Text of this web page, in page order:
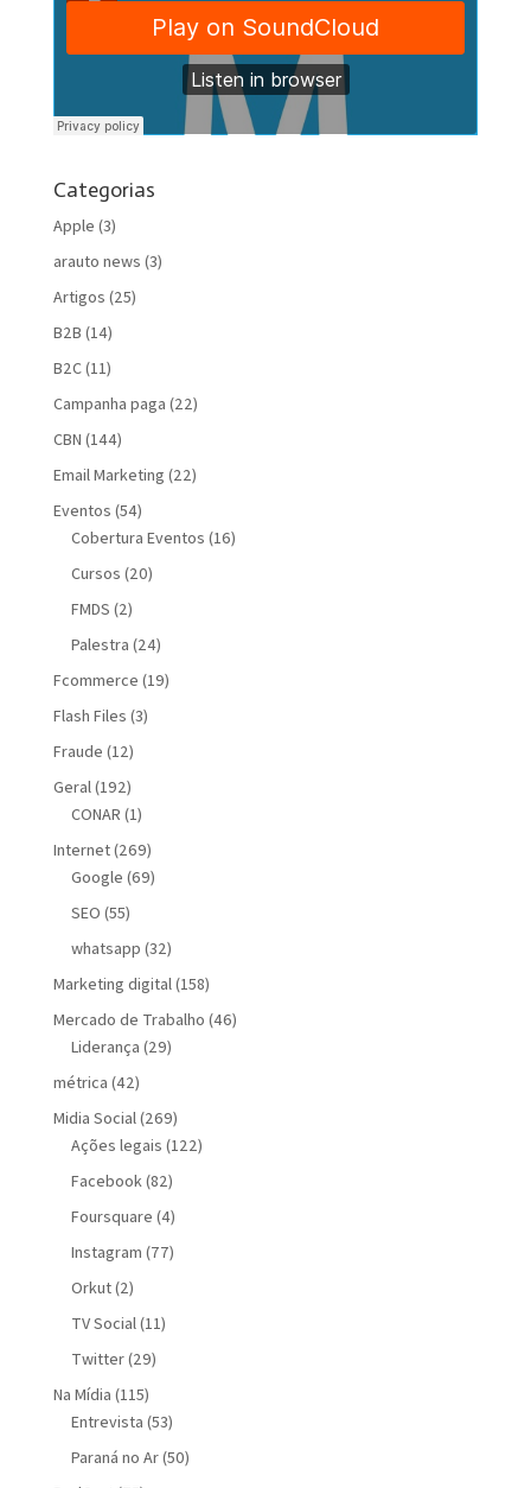
Categorias
Apple (3)
arauto news (3)
Artigos (25)
B2B (14)
B2C(11)
Campanha paga (22)
CBN (144)
Email Marketing (22)
Eventos (54)
Cobertura Eventos (16)
Cursos (20)
FMDS (2)
Palestra (24)
Fcommerce (19)
Flash Files (3)
Fraude (12)
Geral(192)
CONAR (1)
Internet(269)
Google (69)
SEO (55)
whatsapp (32)
Marketing digital(158)
Mercado de Trabalho (46)
Liderança (29)
métrica (42)
Midia Social(269)
Ações legais (122)
Facebook(82)
Foursquare (4)
Instagram (77)
Orkut(2)
TV Social(11)
Twitter(29)
Na Mídia (115)
Entrevista (53)
Paraná no Ar(50)